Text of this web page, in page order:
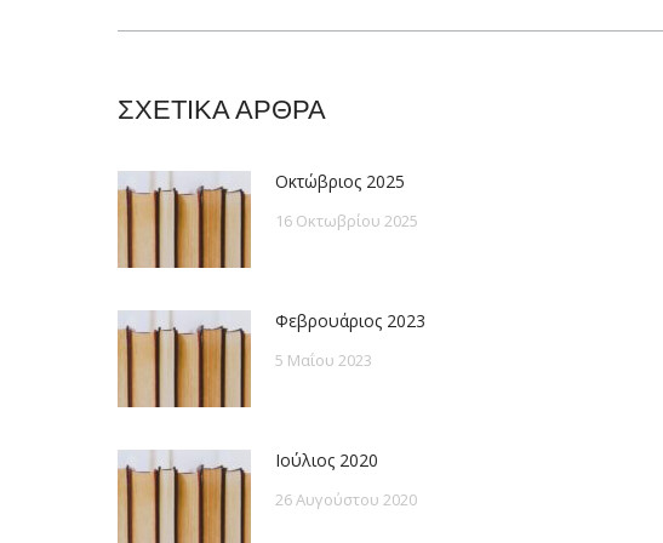
ΣΧΕΤΙΚΑ ΑΡΘΡΑ
Οκτώβριος 2025
16 Οκτωβρίου 2025
Φεβρουάριος 2023
5 Μαΐου 2023
Ιούλιος 2020
26 Αυγούστου 2020